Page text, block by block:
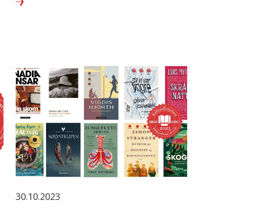
mener er årets aller beste norske bøker, sier
30.10.2023